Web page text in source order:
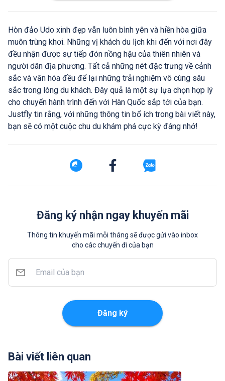
Hòn đảo Udo xinh đẹp vẫn luôn bình yên và hiền hòa giữa
muôn trùng khơi. Những vị khách du lịch khi đến với nơi đây
đều nhận được sự tiếp đón nồng hậu của thiên nhiên và
người dân địa phương. Tất cả những nét đặc trưng về cảnh
sắc và văn hóa đều để lại những trải nghiệm vô cùng sâu
sắc trong lòng du khách. Đây quả là một sự lựa chọn hợp lý
cho chuyến hành trình đến với Hàn Quốc sắp tới của bạn.
Justfly tin rằng, với những thông tin bổ ích trong bài viết này,
bạn sẽ có một cuộc chu du khám phá cực kỳ đáng nhớ!
Đăng ký nhận ngay khuyến mãi
Thông tin khuyến mãi mỗi tháng sẽ được gửi vào inbox
cho các chuyến đi của bạn
Đăng ký
Bài viết liên quan